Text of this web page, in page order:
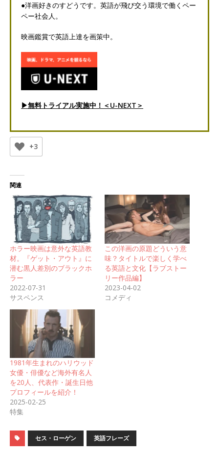
●洋画好きのすどうです。英語が飛び交う環境で働くペー
ペー社会人。
映画鑑賞で英語上達を画策中。
▶無料トライアル実施中！＜U-NEXT＞
+3
関連
ホラー映画は意外な英語教
材。『ゲット・アウト』に
潜む黒人差別のブラックホ
ラー
2022-07-31
サスペンス
この洋画の原題どういう意
味？タイトルで楽しく学べ
る英語と文化【ラブストー
リー作品編】
2023-04-02
コメディ
1981年生まれのハリウッド
女優・俳優など海外有名人
を20人、代表作・誕生日他
プロフィールを紹介！
2025-02-25
特集
セス・ローゲン 英語フレーズ